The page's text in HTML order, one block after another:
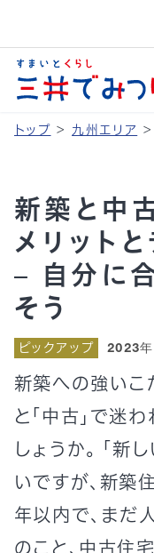
トップ > 九州エリア >
新築と中
メリット
– 自分に
そう
ピックアップ 2023
新築への強いこ
と「中古」で迷
しょうか。 「新
いですが、新築
年以内で、まだ
のこと、中古住